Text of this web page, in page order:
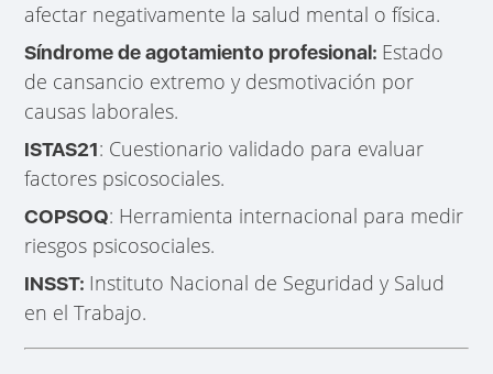
afectar negativamente la salud mental o física.
Síndrome de agotamiento profesional: Estado
de cansancio extremo y desmotivación por
causas laborales.
ISTAS21: Cuestionario validado para evaluar
factores psicosociales.
COPSOQ: Herramienta internacional para medir
riesgos psicosociales.
INSST: Instituto Nacional de Seguridad y Salud
en el Trabajo.